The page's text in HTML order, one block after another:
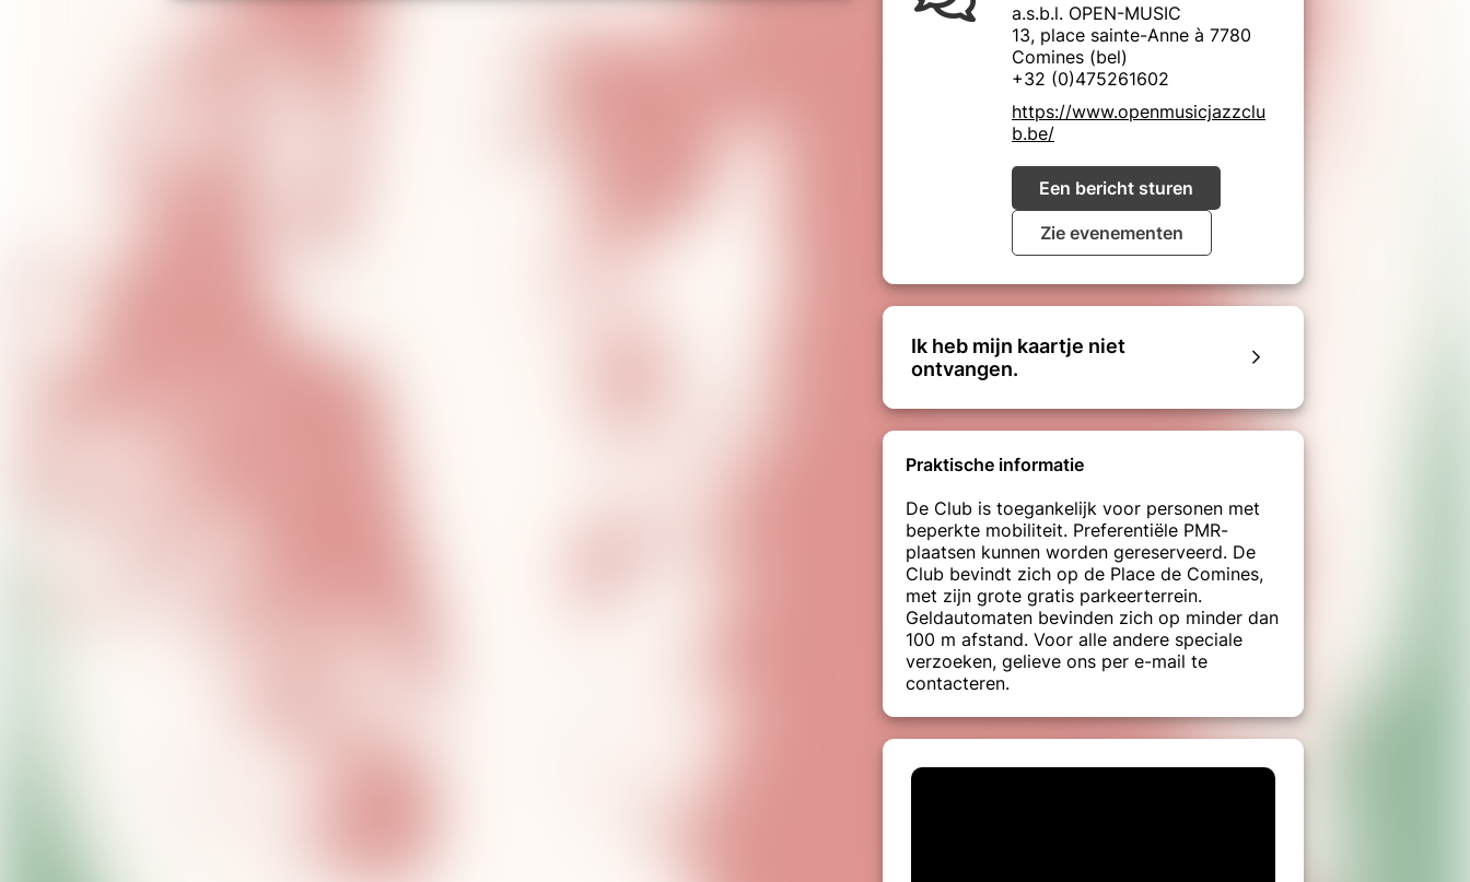
a.s.b.l. OPEN-MUSIC
13, place sainte-Anne à 7780
Comines (bel)
+32 (0)475261602
https://www.openmusicjazzclu
b.be/
Een bericht sturen
Zie evenementen
Ik heb mijn kaartje niet
ontvangen.
Praktische informatie
De Club is toegankelijk voor personen met
beperkte mobiliteit. Preferentiële PMR-
plaatsen kunnen worden gereserveerd. De
Club bevindt zich op de Place de Comines,
met zijn grote gratis parkeerterrein.
Geldautomaten bevinden zich op minder dan
100 m afstand. Voor alle andere speciale
verzoeken, gelieve ons per e-mail te
contacteren.